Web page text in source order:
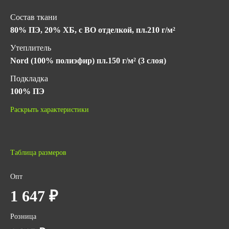
Состав ткани
80% ПЭ, 20% ХБ, с ВО отделкой, пл.210 г/м²
Утеплитель
Nord (100% полиэфир) пл.150 г/м² (3 слоя)
Подкладка
100% ПЭ
Климатический пояс
3
хранения)
Раскрыть характеристики
Таблица размеров
Опт
1 647 ₽
Розница